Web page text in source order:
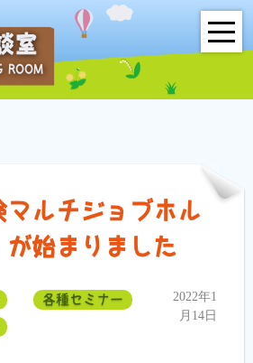
室
ROOM
マルチジョブホル
が始まりました
各種セミナー
2022年1
月14日